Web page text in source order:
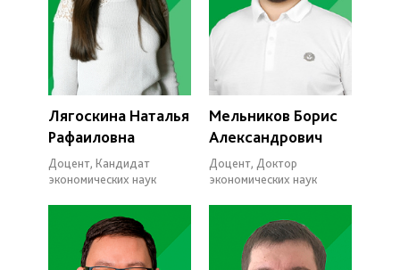
Лягоскина Наталья
Рафаиловна
Доцент, Кандидат
экономических наук
Мельников Борис
Александрович
Доцент, Доктор
экономических наук